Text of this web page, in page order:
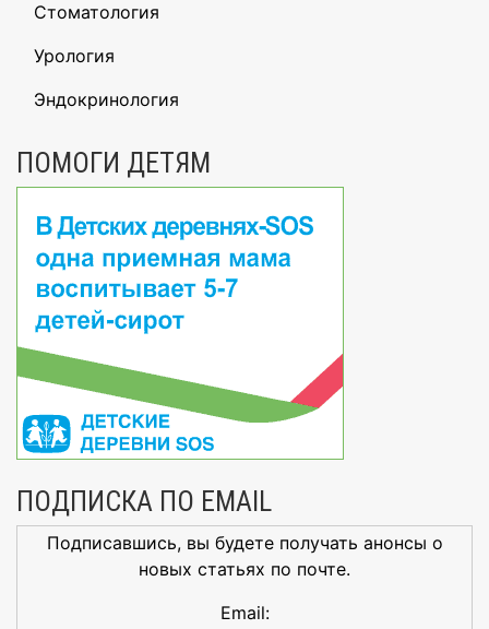
Стоматология
Урология
Эндокринология
ПОМОГИ ДЕТЯМ
ПОДПИСКА ПО EMAIL
Подписавшись, вы будете получать анонсы о
новых статьях по почте.
Email: